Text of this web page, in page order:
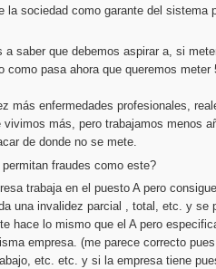
la sociedad como garante del sistema
a saber que debemos aspirar a, si
como pasa ahora que queremos meter
más enfermedades profesionales,
más, pero trabajamos menos
de donde no se mete.
fraudes como este?
trabaja en el puesto A pero
una invalidez parcial , total, etc. y se
hace lo mismo que el A pero
empresa. (me parece correcto
etc. etc. y si la empresa tiene